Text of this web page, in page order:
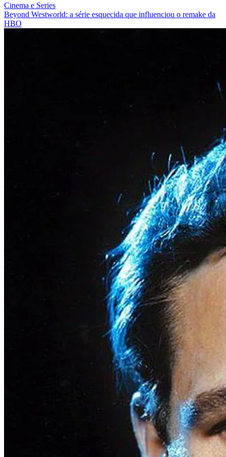
Cinema e Series
Beyond Westworld: a série esquecida que influenciou o remake da
HBO